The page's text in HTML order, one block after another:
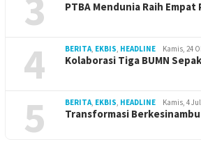
PTBA Mendunia Raih
4 BERITA, EKBIS, HEADLINE Kamis, 24
Kolaborasi Tiga BUMN
5 BERITA, EKBIS, HEADLINE Kamis, 4
Transformasi